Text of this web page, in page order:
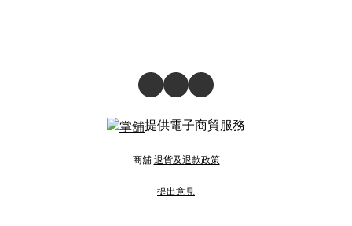
提供電子商貿服務
商舖 退貨及退款政策
提出意見